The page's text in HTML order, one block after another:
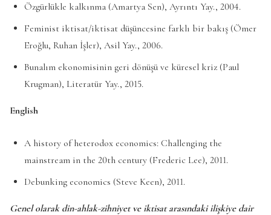
Özgürlükle kalkınma (Amartya Sen), Ayrıntı Yay., 2004.
Feminist iktisat/iktisat düşüncesine farklı bir bakış (Ömer
Eroğlu, Ruhan İşler), Asil Yay., 2006.
Bunalım ekonomisinin geri dönüşü ve küresel kriz (Paul
Krugman), Literatür Yay., 2015.
English
A history of heterodox economics: Challenging the
mainstream in the 20th century (Frederic Lee), 2011.
Debunking economics (Steve Keen), 2011.
Genel olarak din-ahlak-zihniyet ve iktisat arasındaki ilişkiye dair